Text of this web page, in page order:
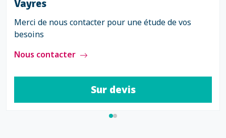
une étude de vos
Merci de nous